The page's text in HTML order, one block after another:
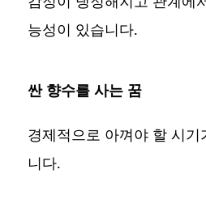
능성이 있습니다.
싼 향수를 사는 꿈
경제적으로 아껴야 할 시
니다.